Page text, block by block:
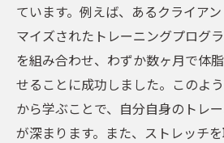
ています。例えば、あるクライア
マイズされたトレーニングプログ
を組み合わせ、わずか数ヶ月で体
せることに成功しました。このよ
から学ぶことで、自分自身のトレ
が深まります。また、ストレッチを